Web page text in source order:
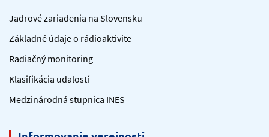
Jadrové zariadenia na Slovensku
Základné údaje o rádioaktivite
Radiačný monitoring
Klasifikácia udalostí
Medzinárodná stupnica INES